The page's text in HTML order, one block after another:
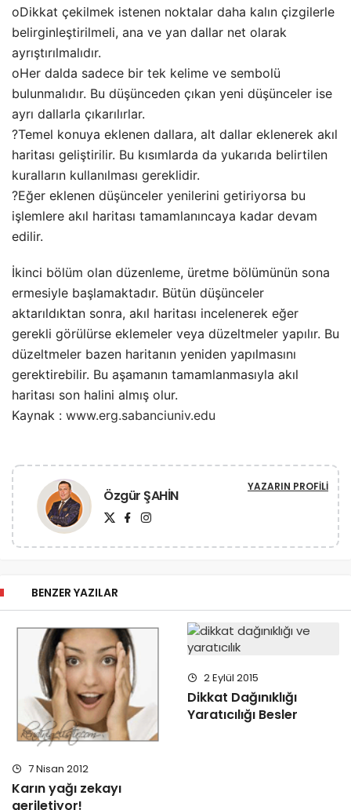
oDikkat çekilmek istenen noktalar daha kalın çizgilerle
belirginleştirilmeli, ana ve yan dallar net olarak
ayrıştırılmalıdır.
oHer dalda sadece bir tek kelime ve sembolü
bulunmalıdır. Bu düşünceden çıkan yeni düşünceler ise
ayrı dallarla çıkarılırlar.
?Temel konuya eklenen dallara, alt dallar eklenerek akıl
haritası geliştirilir. Bu kısımlarda da yukarıda belirtilen
kuralların kullanılması gereklidir.
?Eğer eklenen düşünceler yenilerini getiriyorsa bu
işlemlere akıl haritası tamamlanıncaya kadar devam
edilir.
İkinci bölüm olan düzenleme, üretme bölümünün sona
ermesiyle başlamaktadır. Bütün düşünceler
aktarıldıktan sonra, akıl haritası incelenerek eğer
gerekli görülürse eklemeler veya düzeltmeler yapılır. Bu
düzeltmeler bazen haritanın yeniden yapılmasını
gerektirebilir. Bu aşamanın tamamlanmasıyla akıl
haritası son halini almış olur.
Kaynak : www.erg.sabanciuniv.edu
Özgür ŞAHİN YAZARIN PROFILI
BENZER YAZILAR
7 Nisan 2012
Karın yağı zekayı
geriletiyor!
2 Eylül 2015
Dikkat Dağınıklığı
Yaratıcılığı Besler